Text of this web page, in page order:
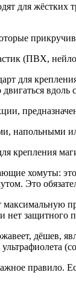
для жёстких
(ПВХ,
для
напольными
крепления
хомуты: это
Это
максимальную
нет
дёшев,
правило.